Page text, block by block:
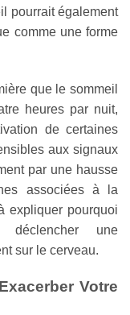
pourrait également
comme une forme
que le sommeil
heures par nuit,
de certaines
aux signaux
par une hausse
associées à la
expliquer pourquoi
une
sur le cerveau.
Votre